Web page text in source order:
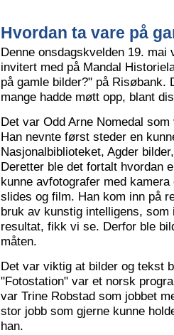
Hvordan ta vare på
Denne onsdagskvelden 19.
invitert med på Mandal
på gamle bilder?" på
mange hadde møtt opp, blant
Det var Odd Arne Nomedal
Han nevnte først steder en
Nasjonalbiblioteket, Agder
Deretter ble det fortalt hvordan
kunne avfotografer med
slides og film. Han kom inn på
bruk av kunstig intelligens,
resultat, fikk vi se. Derfor ble
måten.
Det var viktig at bilder og tekst
"Fotostation" var et norsk
var Trine Robstad som jobbet
stor jobb som gjerne kunne
han.